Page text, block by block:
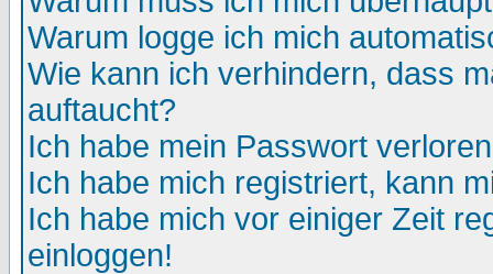
Warum logge ich mich
Wie kann ich verhindern, dass
auftaucht?
Ich habe mein Passwort
Ich habe mich registriert, kann
Ich habe mich vor einiger Zeit
einloggen!